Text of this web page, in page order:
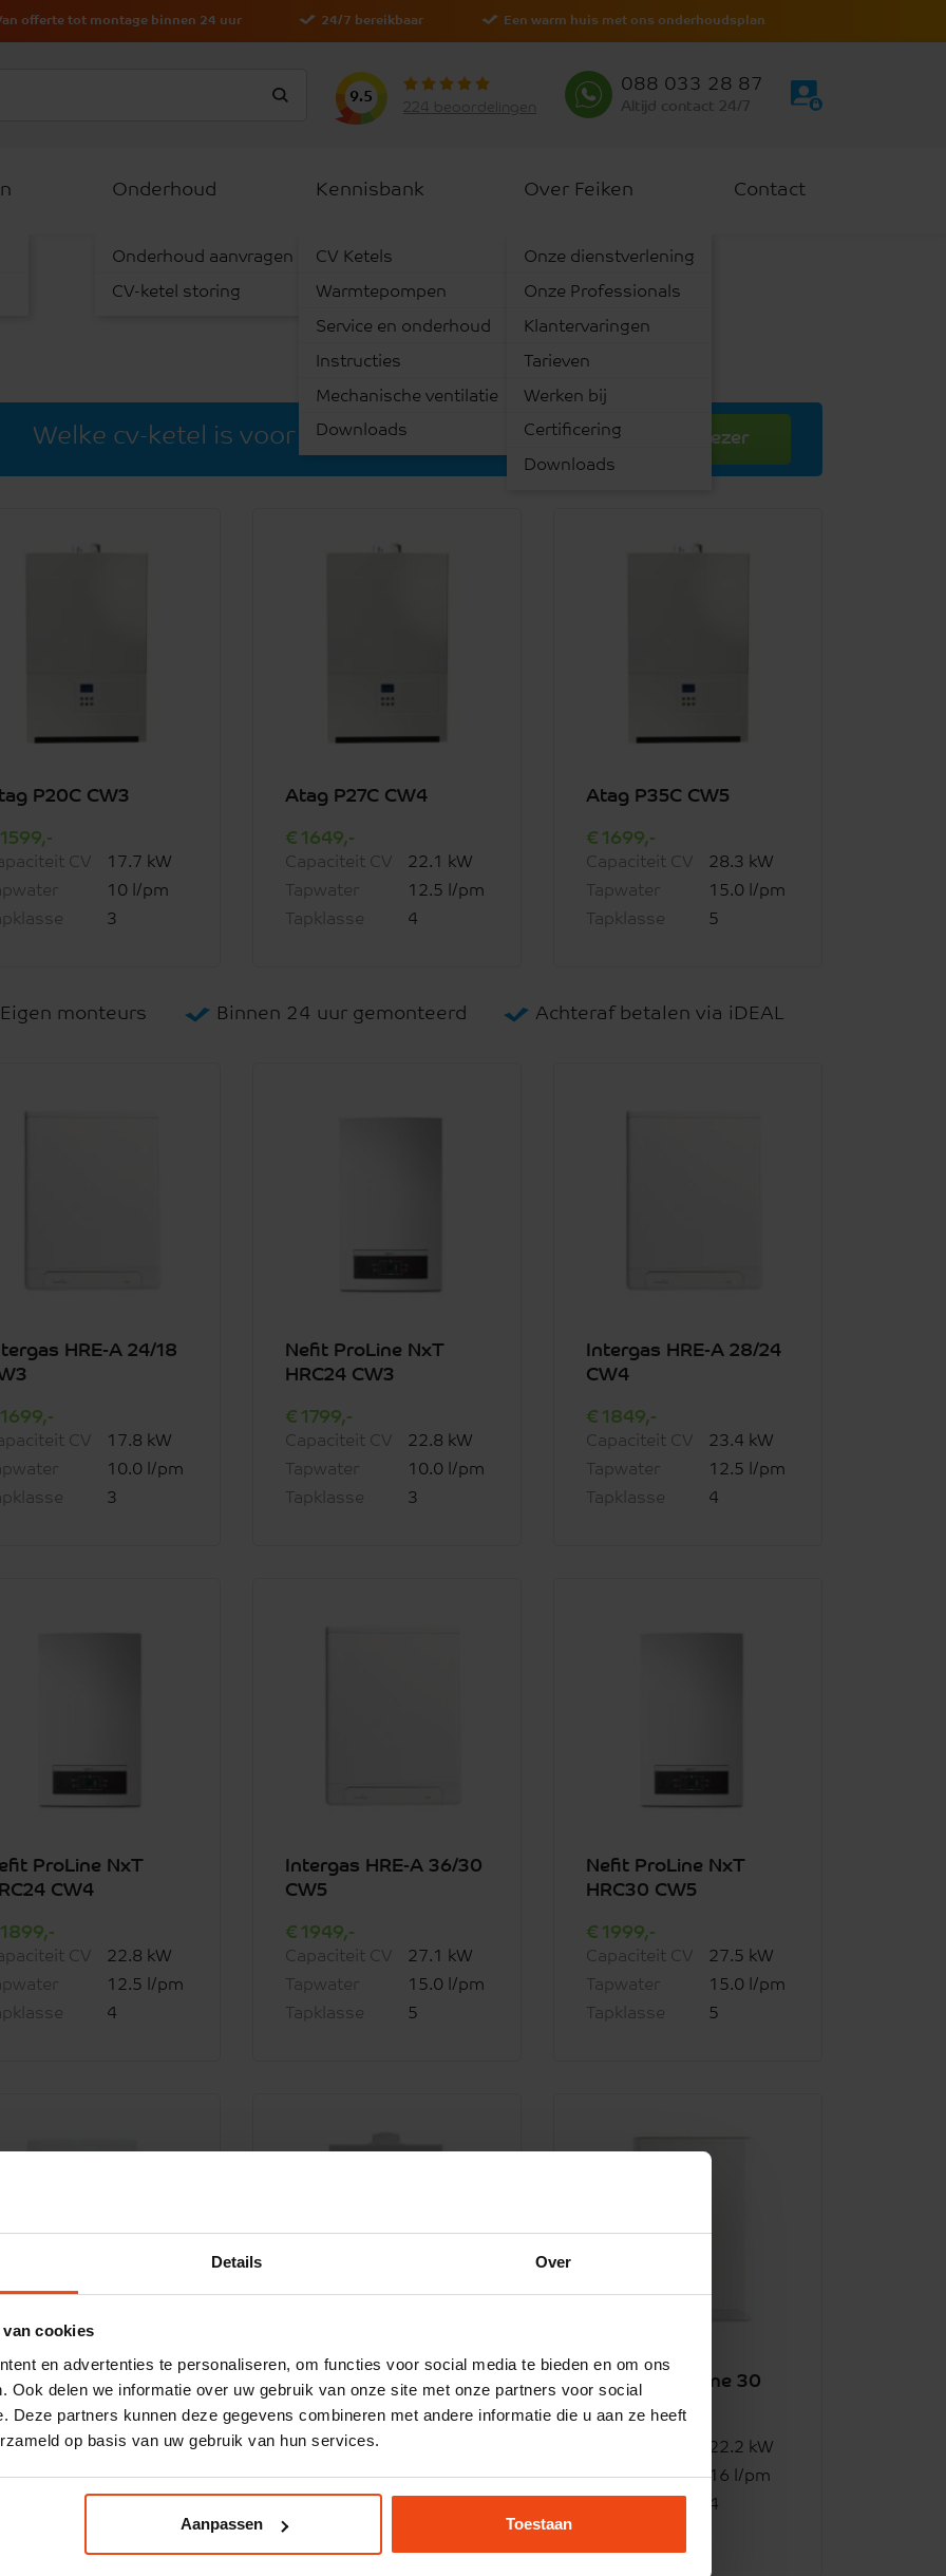
Details Over
cookies
en advertenties te personaliseren, om functies voor social media te bieden en om ons
Ook delen we informatie over uw gebruik van onze site met onze partners voor social
Deze partners kunnen deze gegevens combineren met andere informatie die u aan ze heeft
op basis van uw gebruik van hun services.
Aanpassen Toestaan
offerte tot montage binnen 24 uur 24/7 bereikbaar Een warm huis met ons onderhoudsplan
9.5
224 beoordelingen
088 033 28 87
Altijd contact 24/7
Onderhoud
Onderhoud aanvragen
CV-ketel storing
Kennisbank
CV Ketels
Warmtepompen
Service en onderhoud
Instructies
Mechanische ventilatie
Downloads
Over Feiken
Onze dienstverlening
Onze Professionals
Klantervaringen
Tarieven
Werken bij
Certificering
Downloads
Contact
Welke cv-ketel is voor u geschikt? Start Ketelkiezer
P20C CW3
1599,-
CV
17.7 kW
10 l/pm
3
Atag P27C CW4
1649,-
Capaciteit CV
22.1 kW
Tapwater
12.5 l/pm
Tapklasse
4
Atag P35C CW5
1699,-
Capaciteit CV
28.3 kW
Tapwater
15.0 l/pm
Tapklasse
5
Eigen monteurs Binnen 24 uur gemonteerd Achteraf betalen via iDEAL
HRE-A 24/18
1699,-
CV
17.8 kW
10.0 l/pm
3
Nefit ProLine NxT
HRC24 CW3
1799,-
Capaciteit CV
22.8 kW
Tapwater
10.0 l/pm
Tapklasse
3
Intergas HRE-A 28/24
CW4
1849,-
Capaciteit CV
23.4 kW
Tapwater
12.5 l/pm
Tapklasse
4
ProLine NxT
CW4
1899,-
CV
22.8 kW
12.5 l/pm
4
Intergas HRE-A 36/30
CW5
1949,-
Capaciteit CV
27.1 kW
Tapwater
15.0 l/pm
Tapklasse
5
Nefit ProLine NxT
HRC30 CW5
1999,-
Capaciteit CV
27.5 kW
Tapwater
15.0 l/pm
Tapklasse
5
ecoTEC plus
32CS CW4
2049,-
15.1 l/pm
Atag iQ-28EC CW4
2099,-
Capaciteit CV
Tapwater
13.8 l/pm
Intergas Xtreme 30
2099,-
22.2 kW
Tapwater
16 l/pm
4